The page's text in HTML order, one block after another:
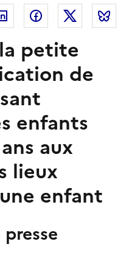
Linkedin FacebookTwitter
petite
de
enfants
aux
lieux
enfant